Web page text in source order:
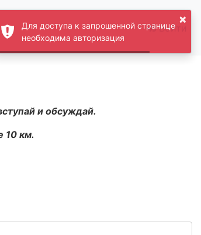
Войти
и обсуждай.
10 км.
×
Для доступа к запрошенной странице
необходима авторизация